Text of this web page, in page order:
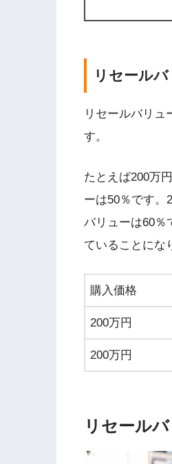
リセール
リセールバリュ
す。
たとえば200万
ーは50％です。
バリューは60％
ていることにな
購入価格
200万円
200万円
リセール